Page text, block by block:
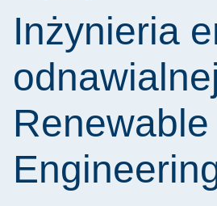
Treść strony
Inżynieria